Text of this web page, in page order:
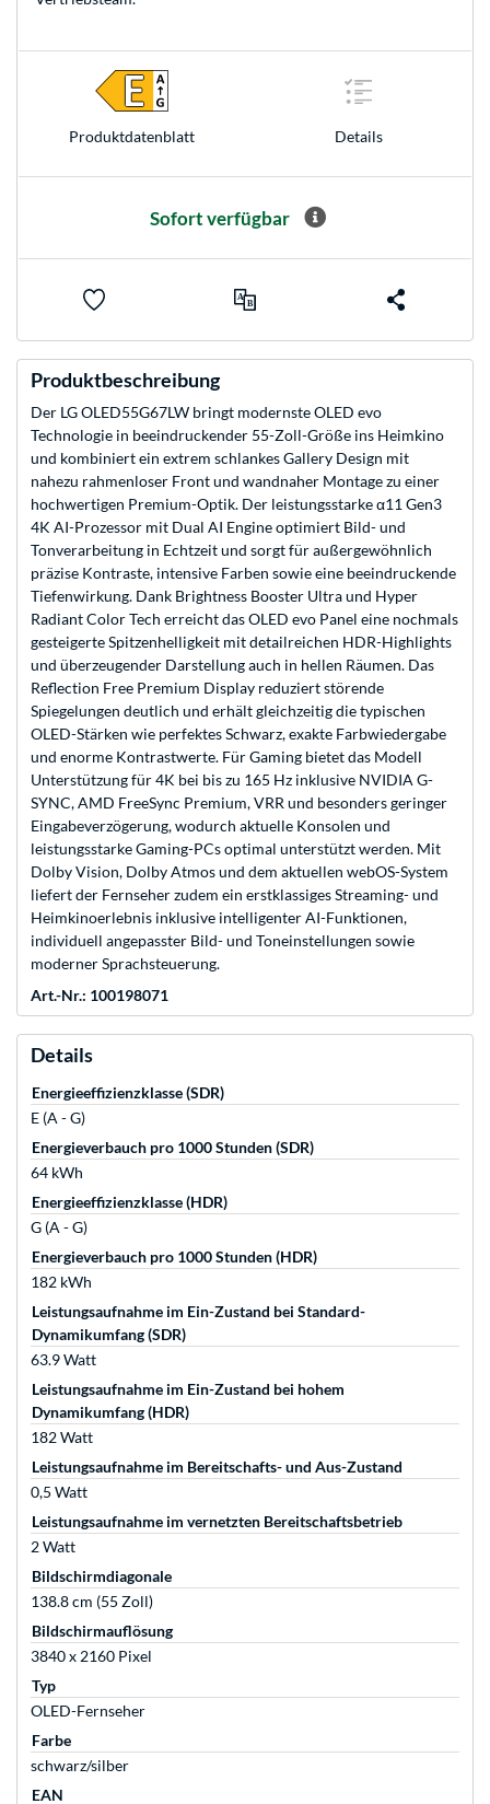
Produkt­datenblatt Details
Sofort verfügbar
Produktbeschreibung
Der LG OLED55G67LW bringt modernste OLED evo
Technologie in beeindruckender 55-Zoll-Größe ins Heimkino
und kombiniert ein extrem schlankes Gallery Design mit
nahezu rahmenloser Front und wandnaher Montage zu einer
hochwertigen Premium-Optik. Der leistungsstarke α11 Gen3
4K AI-Prozessor mit Dual AI Engine optimiert Bild- und
Tonverarbeitung in Echtzeit und sorgt für außergewöhnlich
präzise Kontraste, intensive Farben sowie eine beeindruckende
Tiefenwirkung. Dank Brightness Booster Ultra und Hyper
Radiant Color Tech erreicht das OLED evo Panel eine nochmals
gesteigerte Spitzenhelligkeit mit detailreichen HDR-Highlights
und überzeugender Darstellung auch in hellen Räumen. Das
Reflection Free Premium Display reduziert störende
Spiegelungen deutlich und erhält gleichzeitig die typischen
OLED-Stärken wie perfektes Schwarz, exakte Farbwiedergabe
und enorme Kontrastwerte. Für Gaming bietet das Modell
Unterstützung für 4K bei bis zu 165 Hz inklusive NVIDIA G-
SYNC, AMD FreeSync Premium, VRR und besonders geringer
Eingabeverzögerung, wodurch aktuelle Konsolen und
leistungsstarke Gaming-PCs optimal unterstützt werden. Mit
Dolby Vision, Dolby Atmos und dem aktuellen webOS-System
liefert der Fernseher zudem ein erstklassiges Streaming- und
Heimkinoerlebnis inklusive intelligenter AI-Funktionen,
individuell angepasster Bild- und Toneinstellungen sowie
moderner Sprachsteuerung.
Art.-Nr.: 100198071
Details
Energieeffizienzklasse (SDR)
E (A - G)
Energieverbauch pro 1000 Stunden (SDR)
64 kWh
Energieeffizienzklasse (HDR)
G (A - G)
Energieverbauch pro 1000 Stunden (HDR)
182 kWh
Leistungsaufnahme im Ein-Zustand bei Standard-
Dynamikumfang (SDR)
63.9 Watt
Leistungsaufnahme im Ein-Zustand bei hohem
Dynamikumfang (HDR)
182 Watt
Leistungsaufnahme im Bereitschafts- und Aus-Zustand
0,5 Watt
Leistungsaufnahme im vernetzten Bereitschaftsbetrieb
2 Watt
Bildschirmdiagonale
138.8 cm (55 Zoll)
Bildschirmauflösung
3840 x 2160 Pixel
Typ
OLED-Fernseher
Farbe
schwarz/silber
EAN